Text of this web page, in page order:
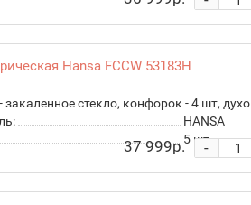
Hansa FCCW 53183H
закаленное стекло, конфорок - 4 шт,
HANSA
5шт.
37 999р. -